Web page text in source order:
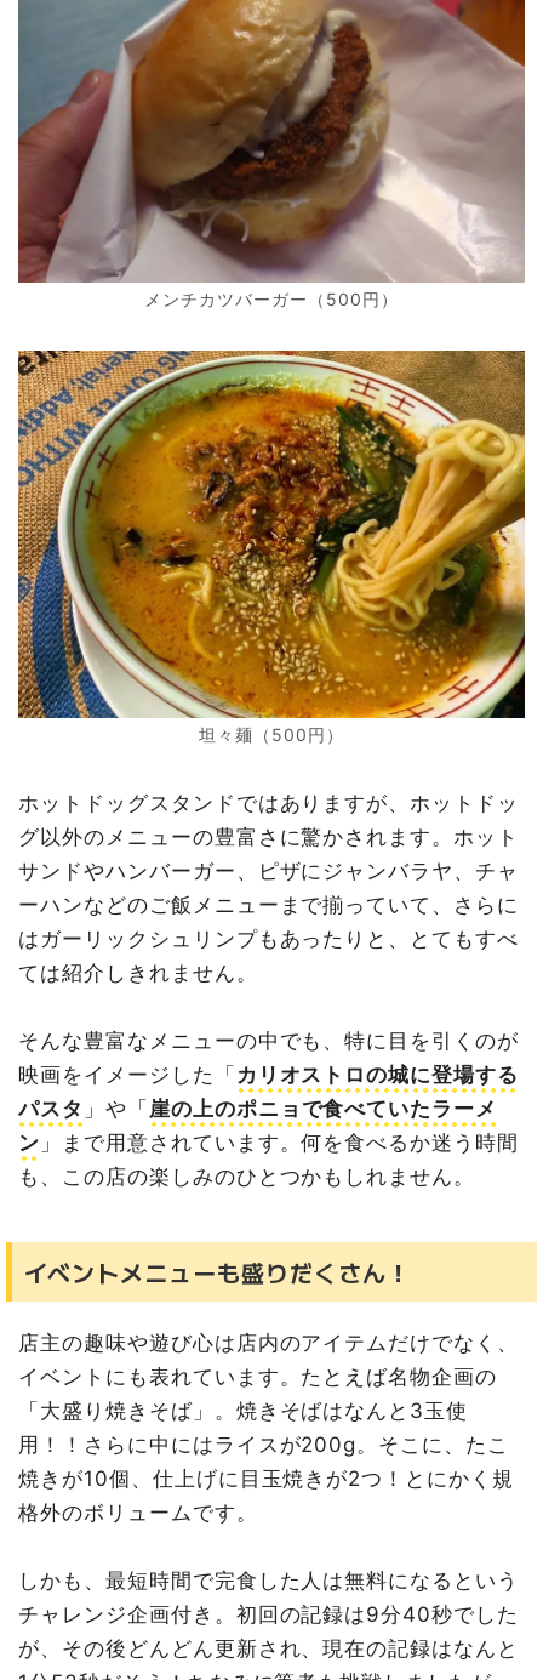
メンチカツバーガー（500円）
坦々麺（500円）
ホットドッグスタンドではありますが、ホットドッ
グ以外のメニューの豊富さに驚かされます。ホット
サンドやハンバーガー、ピザにジャンバラヤ、チャ
ーハンなどのご飯メニューまで揃っていて、さらに
はガーリックシュリンプもあったりと、とてもすべ
ては紹介しきれません。
そんな豊富なメニューの中でも、特に目を引くのが
映画をイメージした「 カリオストロの城に登場する
パスタ 」や「 崖の上のポニョで食べていたラーメ
ン 」まで用意されています。何を食べるか迷う時間
も、この店の楽しみのひとつかもしれません。
イベントメニューも盛りだくさん！
店主の趣味や遊び心は店内のアイテムだけでなく、
イベントにも表れています。たとえば名物企画の
「大盛り焼きそば」。焼きそばはなんと3玉使
用！！さらに中にはライスが200g。そこに、たこ
焼きが10個、仕上げに目玉焼きが2つ！とにかく規
格外のボリュームです。
しかも、最短時間で完食した人は無料になるという
チャレンジ企画付き。初回の記録は9分40秒でした
が、その後どんどん更新され、現在の記録はなんと